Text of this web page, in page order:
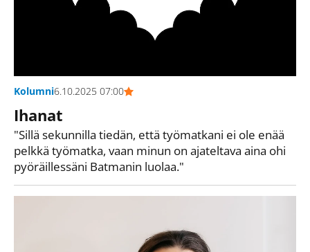
Kolumni6.10.2025 07:00
Ihanat
"Sillä sekunnilla tiedän, että työmatkani ei ole enää
pelkkä työmatka, vaan minun on ajateltava aina ohi
pyöräillessäni Batmanin luolaa."